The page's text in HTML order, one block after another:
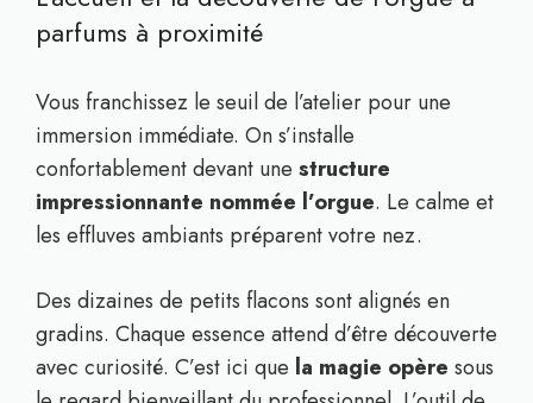
parfums à proximité
Vous franchissez le seuil de l’atelier pour une
immersion immédiate. On s’installe
confortablement devant une structure
impressionnante nommée l’orgue. Le calme et
les effluves ambiants préparent votre nez.
Des dizaines de petits flacons sont alignés en
gradins. Chaque essence attend d’être découverte
avec curiosité. C’est ici que la magie opère sous